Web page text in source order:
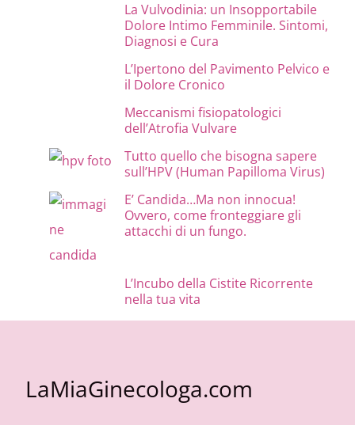
La Vulvodinia: un Insopportabile
Dolore Intimo Femminile. Sintomi,
Diagnosi e Cura
L’Ipertono del Pavimento Pelvico e
il Dolore Cronico
Meccanismi fisiopatologici
dell’Atrofia Vulvare
Tutto quello che bisogna sapere
sull’HPV (Human Papilloma Virus)
E’ Candida…Ma non innocua!
Ovvero, come fronteggiare gli
attacchi di un fungo.
L’Incubo della Cistite Ricorrente
nella tua vita
LaMiaGinecologa.com